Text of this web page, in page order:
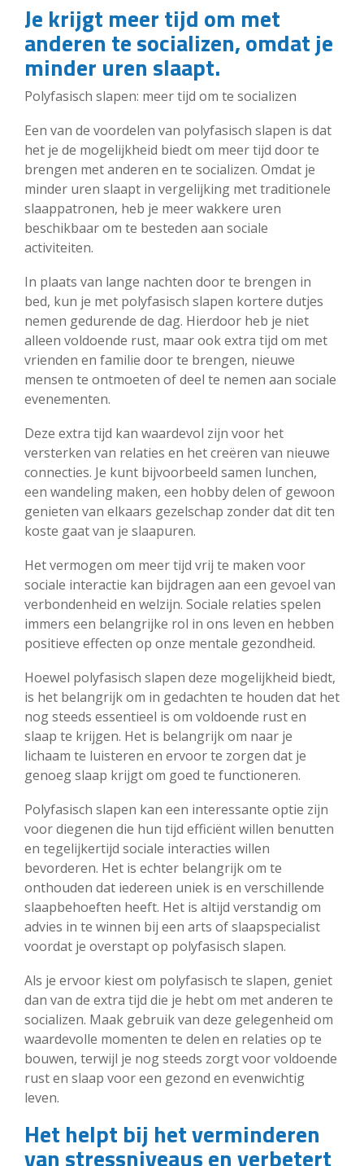
Je krijgt meer tijd om met
anderen te socializen, omdat je
minder uren slaapt.
Polyfasisch slapen: meer tijd om te socializen
Een van de voordelen van polyfasisch slapen is dat
het je de mogelijkheid biedt om meer tijd door te
brengen met anderen en te socializen. Omdat je
minder uren slaapt in vergelijking met traditionele
slaappatronen, heb je meer wakkere uren
beschikbaar om te besteden aan sociale
activiteiten.
In plaats van lange nachten door te brengen in
bed, kun je met polyfasisch slapen kortere dutjes
nemen gedurende de dag. Hierdoor heb je niet
alleen voldoende rust, maar ook extra tijd om met
vrienden en familie door te brengen, nieuwe
mensen te ontmoeten of deel te nemen aan sociale
evenementen.
Deze extra tijd kan waardevol zijn voor het
versterken van relaties en het creëren van nieuwe
connecties. Je kunt bijvoorbeeld samen lunchen,
een wandeling maken, een hobby delen of gewoon
genieten van elkaars gezelschap zonder dat dit ten
koste gaat van je slaapuren.
Het vermogen om meer tijd vrij te maken voor
sociale interactie kan bijdragen aan een gevoel van
verbondenheid en welzijn. Sociale relaties spelen
immers een belangrijke rol in ons leven en hebben
positieve effecten op onze mentale gezondheid.
Hoewel polyfasisch slapen deze mogelijkheid biedt,
is het belangrijk om in gedachten te houden dat het
nog steeds essentieel is om voldoende rust en
slaap te krijgen. Het is belangrijk om naar je
lichaam te luisteren en ervoor te zorgen dat je
genoeg slaap krijgt om goed te functioneren.
Polyfasisch slapen kan een interessante optie zijn
voor diegenen die hun tijd efficiënt willen benutten
en tegelijkertijd sociale interacties willen
bevorderen. Het is echter belangrijk om te
onthouden dat iedereen uniek is en verschillende
slaapbehoeften heeft. Het is altijd verstandig om
advies in te winnen bij een arts of slaapspecialist
voordat je overstapt op polyfasisch slapen.
Als je ervoor kiest om polyfasisch te slapen, geniet
dan van de extra tijd die je hebt om met anderen te
socializen. Maak gebruik van deze gelegenheid om
waardevolle momenten te delen en relaties op te
bouwen, terwijl je nog steeds zorgt voor voldoende
rust en slaap voor een gezond en evenwichtig
leven.
Het helpt bij het verminderen
van stressniveaus en verbetert